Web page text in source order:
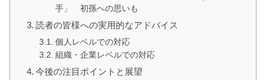
手」 初孫への思いも
読者の皆様への実用的なアドバイス
個人レベルでの対応
組織・企業レベルでの対応
今後の注目ポイントと展望